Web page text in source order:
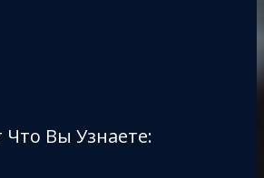
Что Вы Узнаете: